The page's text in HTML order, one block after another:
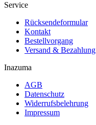
Service
Rücksendeformular
Kontakt
Bestellvorgang
Versand & Bezahlung
Inazuma
AGB
Datenschutz
Widerrufsbelehrung
Impressum